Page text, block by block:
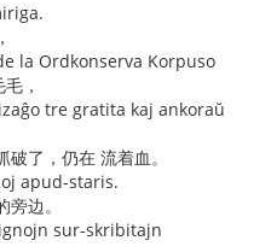
la Ordkonserva Korpuso
，
tre gratita kaj ankoraŭ
了，仍在 流着血。
apud-staris.
边。
sur-skribitajn